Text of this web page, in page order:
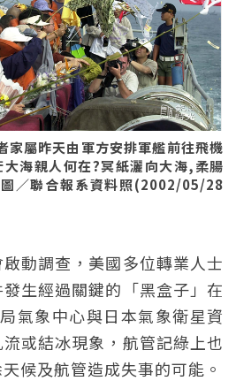
家屬昨天由軍方安排軍艦前往飛機
海親人何在?冥紙灑向大海,柔腸
／聯合報系資料照(2002/05/28
動調查，美國多位轉業人士
生經過關鍵的「黑盒子」在
氣象中心與日本氣象衛星資
或結冰現象，航管記綠上也
候及航管造成失事的可能。